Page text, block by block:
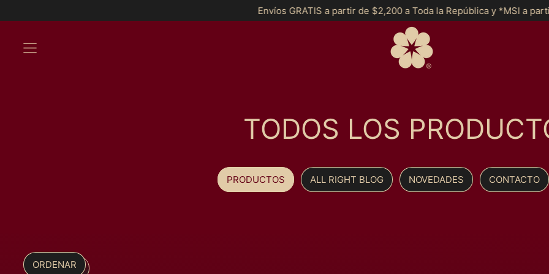
Envíos GRATIS a partir de $2,200 a Toda la República y *MSI a partir de $2999*
MENÚ
TODOS LOS
PRODUCTOS ALL RIGHT BLOG NOVEDADES CONTACTO
ORDENAR